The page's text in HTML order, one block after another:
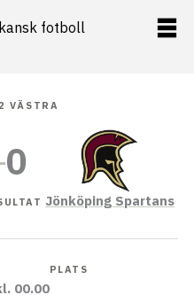
fotboll
VÄSTRA
0
Jönköping Spartans
00.00
PLATS